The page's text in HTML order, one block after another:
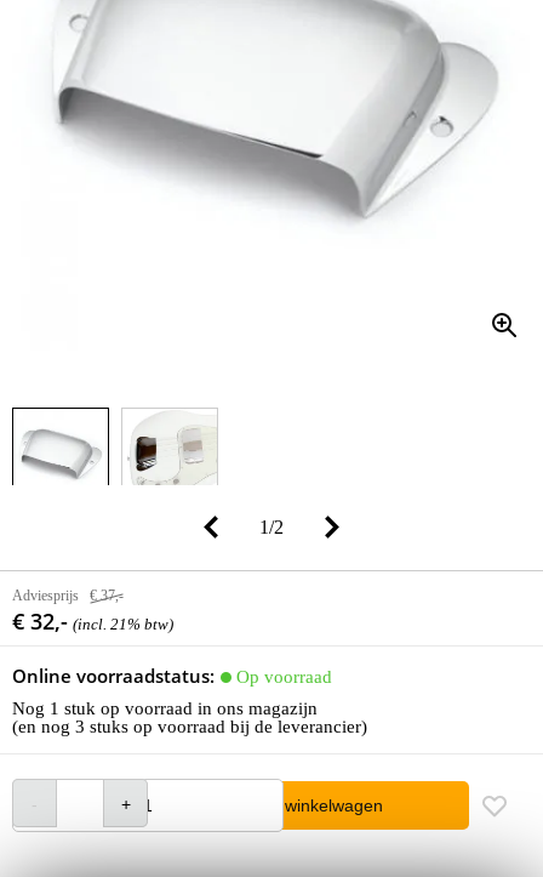
1/2
Adviesprijs € 37,-
€ 32,- (incl. 21% btw)
Online voorraadstatus:
Op voorraad
Nog 1 stuk op voorraad in ons magazijn
(en nog 3 stuks op voorraad bij de leverancier)
In winkelwagen